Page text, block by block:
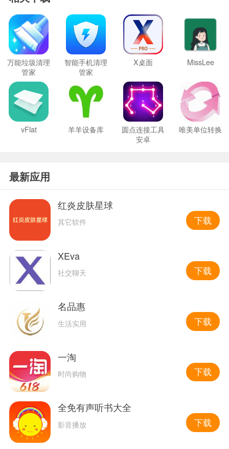
万能垃圾清理
管家
智能手机清理
管家
X桌面 MissLee
vFlat 羊羊设备库
圆点连接工具
安卓
唯美单位转换
最新应用
红炎皮肤星球
其它软件 下载
XEva
社交聊天 下载
名品惠
生活实用 下载
一淘
时尚购物 下载
全免有声听书大全
影音播放 下载